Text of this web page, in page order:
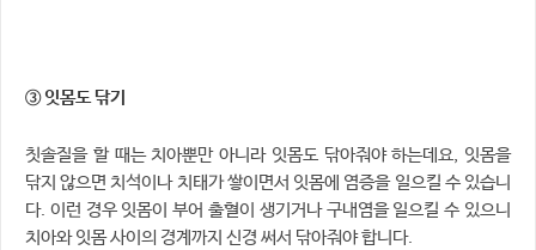
③ 잇몸도 닦기
칫솔질을 할 때는 치아뿐만 아니라 잇몸도 닦아줘야 하는데요, 잇몸을
닦지 않으면 치석이나 치태가 쌓이면서 잇몸에 염증을 일으킬 수 있습니
다. 이런 경우 잇몸이 부어 출혈이 생기거나 구내염을 일으킬 수 있으니
치아와 잇몸 사이의 경계까지 신경 써서 닦아줘야 합니다.